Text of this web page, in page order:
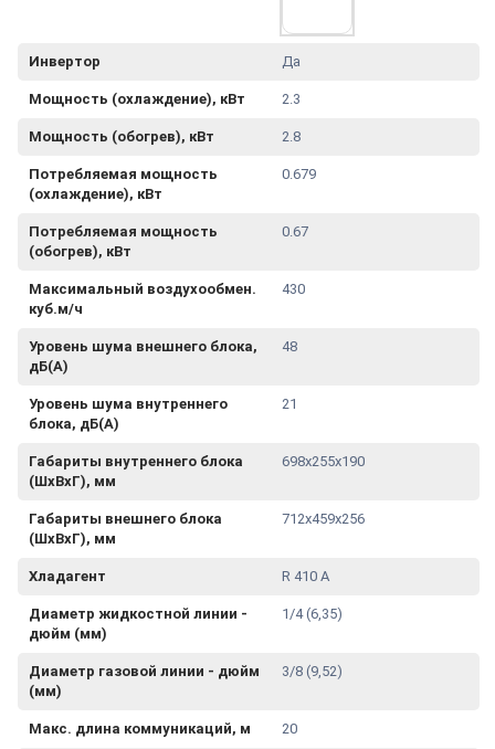
Инвертор Да
Мощность (охлаждение), кВт 2.3
Мощность (обогрев), кВт 2.8
Потребляемая мощность
(охлаждение), кВт
0.679
Потребляемая мощность
(обогрев), кВт
0.67
Максимальный воздухообмен.
куб.м/ч
430
Уровень шума внешнего блока,
дБ(А)
48
Уровень шума внутреннего
блока, дБ(А)
21
Габариты внутреннего блока
(ШхВхГ), мм
698x255x190
Габариты внешнего блока
(ШхВхГ), мм
712x459x256
Хладагент R 410 A
Диаметр жидкостной линии -
дюйм (мм)
1/4 (6,35)
Диаметр газовой линии - дюйм
(мм)
3/8 (9,52)
Макс. длина коммуникаций, м 20